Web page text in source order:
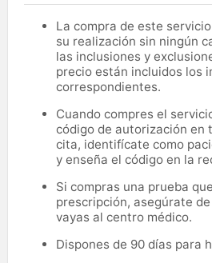
La compra de este
su realización sin ningún
las inclusiones y
precio están incluidos los
correspondientes.
Cuando compres el
código de autorización en
cita, identifícate como
y enseña el código en la
Si compras una prueba
prescripción, asegúrate
vayas al centro médico.
Dispones de 90 días para